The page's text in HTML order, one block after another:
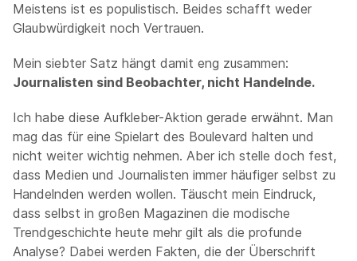
Meistens ist es populistisch. Beides schafft weder
Glaubwürdigkeit noch Vertrauen.
Mein siebter Satz hängt damit eng zusammen:
Journalisten sind Beobachter, nicht Handelnde.
Ich habe diese Aufkleber-Aktion gerade erwähnt. Man
mag das für eine Spielart des Boulevard halten und
nicht weiter wichtig nehmen. Aber ich stelle doch fest,
dass Medien und Journalisten immer häufiger selbst zu
Handelnden werden wollen. Täuscht mein Eindruck,
dass selbst in großen Magazinen die modische
Trendgeschichte heute mehr gilt als die profunde
Analyse? Dabei werden Fakten, die der Überschrift